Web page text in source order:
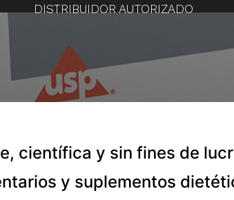
DISTRIBUIDOR AUTORIZADO
científica y sin fines de
y suplementos